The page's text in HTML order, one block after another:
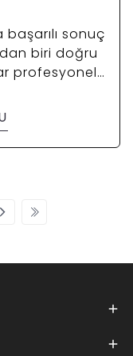
başarılı sonuç
biri doğru
profesyonel
istenen